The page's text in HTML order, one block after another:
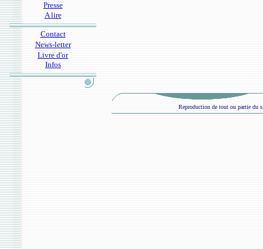
Presse
A lire
Contact
News-letter
Livre d'or
Infos
Reproduction de tout ou partie du